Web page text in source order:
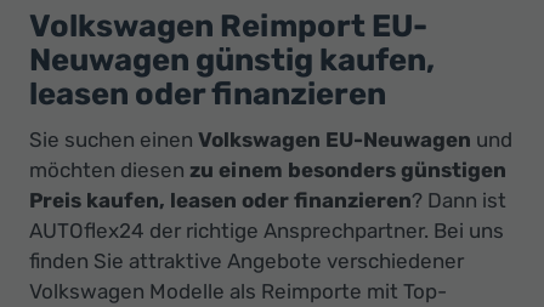
Ihr
Innovatives
Autohaus
Volkswagen Reimport EU-
Neuwagen günstig kaufen,
leasen oder finanzieren
Sie suchen einen Volkswagen EU-Neuwagen und
möchten diesen zu einem besonders günstigen
Preis kaufen, leasen oder finanzieren? Dann ist
AUTOflex24 der richtige Ansprechpartner. Bei uns
finden Sie attraktive Angebote verschiedener
Volkswagen Modelle als Reimporte mit Top-